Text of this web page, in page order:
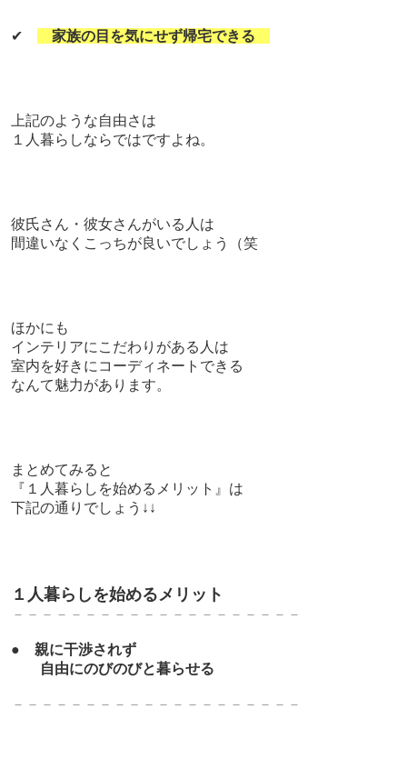
✔ 家族の目を気にせず帰宅できる
上記のような自由さは
１人暮らしならではですよね。
彼氏さん・彼女さんがいる人は
間違いなくこっちが良いでしょう（笑
ほかにも
インテリアにこだわりがある人は
室内を好きにコーディネートできる
なんて魅力があります。
まとめてみると
『１人暮らしを始めるメリット』は
下記の通りでしょう↓↓
１人暮らしを始めるメリット
－－－－－－－－－－－－－－－－－－－－
● 親に干渉されず
自由にのびのびと暮らせる
－－－－－－－－－－－－－－－－－－－－